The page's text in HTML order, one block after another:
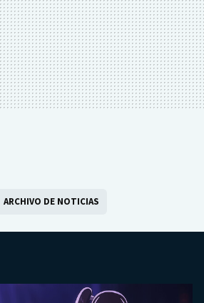
ARCHIVO DE NOTICIAS